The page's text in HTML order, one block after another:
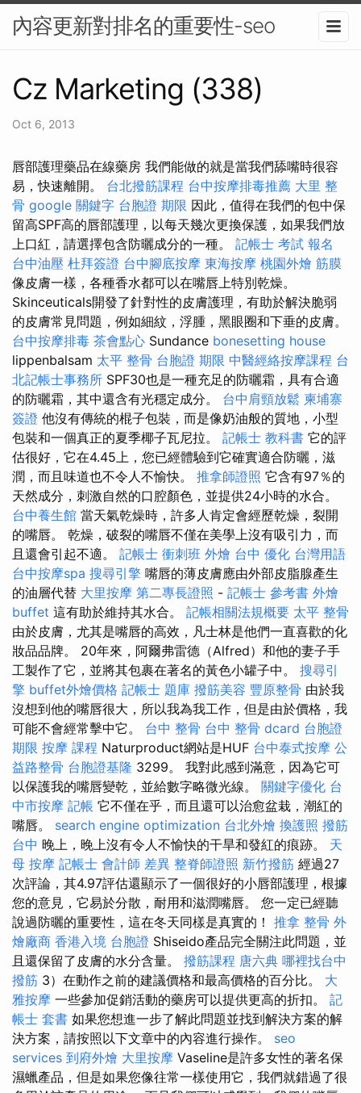
內容更新對排名的重要性-seo
Cz Marketing (338)
Oct 6, 2013
唇部護理藥品在線藥房 我們能做的就是當我們舔嘴時很容
易，快速離開。 台北撥筋課程 台中按摩排毒推薦 大里 整
骨 google 關鍵字 台胞證 期限 因此，值得在我們的包中保
留高SPF高的唇部護理，以每天幾次更換保護，如果我們放
上口紅，請選擇包含防曬成分的一種。 記帳士 考試 報名
台中油壓 杜拜簽證 台中腳底按摩 東海按摩 桃園外燴 筋膜
像皮膚一樣，各種香水都可以在嘴唇上特別乾燥。
Skinceuticals開發了針對性的皮膚護理，有助於解決脆弱
的皮膚常見問題，例如細紋，浮腫，黑眼圈和下垂的皮膚。
台中按摩排毒 茶會點心 Sundance bonesetting house
lippenbalsam 太平 整骨 台胞證 期限 中醫經絡按摩課程 台
北記帳士事務所 SPF30也是一種充足的防曬霜，具有合適
的防曬霜，其中還含有光穩定成分。 台中肩頸放鬆 柬埔寨
簽證 他沒有傳統的棍子包裝，而是像奶油般的質地，小型
包裝和一個真正的夏季椰子瓦尼拉。 記帳士 教科書 它的評
估很好，它在4.45上，您已經體驗到它確實適合防曬，滋
潤，而且味道也不令人不愉快。 推拿師證照 它含有97％的
天然成分，刺激自然的口腔顏色，並提供24小時的水合。
台中養生館 當天氣乾燥時，許多人肯定會經歷乾燥，裂開
的嘴唇。 乾燥，破裂的嘴唇不僅在美學上沒有吸引力，而
且還會引起不適。 記帳士 衝刺班 外燴 台中 優化 台灣用語
台中按摩spa 搜尋引擎 嘴唇的薄皮膚應由外部皮脂腺產生
的油層代替 大里按摩 第二專長證照 - 記帳士 參考書 外燴
buffet 這有助於維持其水合。 記帳相關法規概要 太平 整骨
由於皮膚，尤其是嘴唇的高效，凡士林是他們一直喜歡的化
妝品品牌。 20年來，阿爾弗雷德（Alfred）和他的妻子手
工製作了它，並將其包裹在著名的黃色小罐子中。 搜尋引
擎 buffet外燴價格 記帳士 題庫 撥筋美容 豐原整骨 由於我
沒想到他的嘴唇很大，所以我為我工作，但是由於價格，我
可能不會經常擊中它。 台中 整骨 台中 整骨 dcard 台胞證
期限 按摩 課程 Naturproduct網站是HUF 台中泰式按摩 公
益路整骨 台胞證基隆 3299。 我對此感到滿意，因為它可
以保護我的嘴唇變乾，並給數字略微光線。 關鍵字優化 台
中市按摩 記帳 它不僅在乎，而且還可以治愈盆栽，潮紅的
嘴唇。 search engine optimization 台北外燴 換護照 撥筋
台中 晚上，晚上沒有令人不愉快的干旱和發紅的痕跡。 天
母 按摩 記帳士 會計師 差異 整脊師證照 新竹撥筋 經過27
次評論，其4.97評估還顯示了一個很好的小唇部護理，根據
您的意見，它易於分散，耐用和滋潤嘴唇。 您一定已經聽
說過防曬的重要性，這在冬天同樣是真實的！ 推拿 整骨 外
燴廠商 香港入境 台胞證 Shiseido產品完全關注此問題，並
且還保留了皮膚的水分含量。 撥筋課程 唐六典 哪裡找台中
撥筋 3）在動作之前的建議價格和最高價格的百分比。 大
雅按摩 一些參加促銷活動的藥房可以提供更高的折扣。 記
帳士 套書 如果您想進一步了解此問題並找到解決方案的解
決方案，請按照以下文章中的內容進行操作。 seo
services 到府外燴 大里按摩 Vaseline是許多女性的著名保
濕蠟產品，但是如果您像往常一樣使用它，我們就錯過了很